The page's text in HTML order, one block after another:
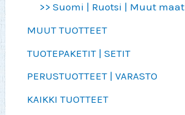
>> Suomi | Ruotsi | Muut maat
MUUT TUOTTEET
TUOTEPAKETIT | SETIT
PERUSTUOTTEET | VARASTO
KAIKKI TUOTTEET